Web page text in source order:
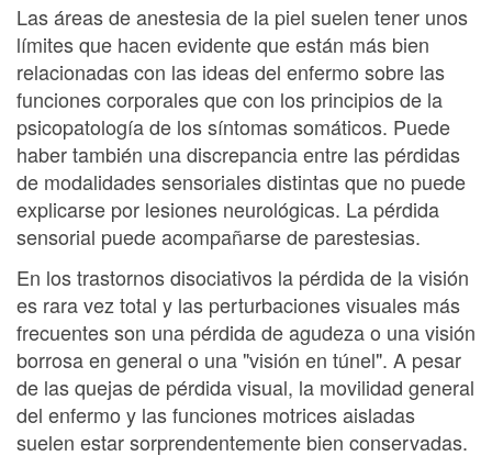
Las áreas de anestesia de la piel suelen tener unos
límites que hacen evidente que están más bien
relacionadas con las ideas del enfermo sobre las
funciones corporales que con los principios de la
psicopatología de los síntomas somáticos. Puede
haber también una discrepancia entre las pérdidas
de modalidades sensoriales distintas que no puede
explicarse por lesiones neurológicas. La pérdida
sensorial puede acompañarse de parestesias.
En los trastornos disociativos la pérdida de la visión
es rara vez total y las perturbaciones visuales más
frecuentes son una pérdida de agudeza o una visión
borrosa en general o una "visión en túnel". A pesar
de las quejas de pérdida visual, la movilidad general
del enfermo y las funciones motrices aisladas
suelen estar sorprendentemente bien conservadas.